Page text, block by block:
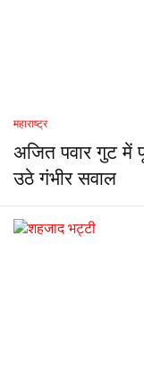
महाराष्ट्र
अजित पवार गुट
उठे गंभीर सवाल